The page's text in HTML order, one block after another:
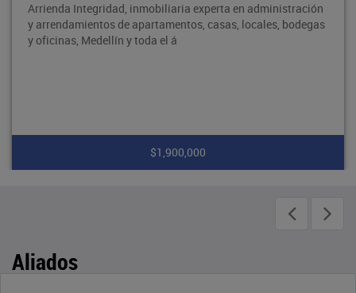
Arrienda Integridad, inmobiliaria experta en administración
y arrendamientos de apartamentos, casas, locales, bodegas
y oficinas, Medellín y toda el á
$1,900,000
Aliados